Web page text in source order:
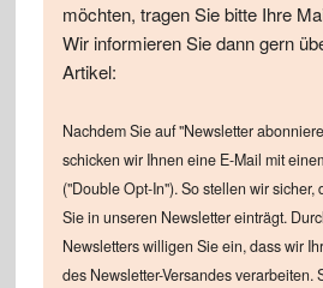
möchten, tragen Sie bitte Ihre
Wir informieren Sie dann gern
Artikel:
Nachdem Sie auf "Newsletter
schicken wir Ihnen eine E-Mail mit
("Double Opt-In"). So stellen wir sicher,
Sie in unseren Newsletter einträgt.
Newsletters willigen Sie ein, dass wir
des Newsletter-Versandes verarbeiten.